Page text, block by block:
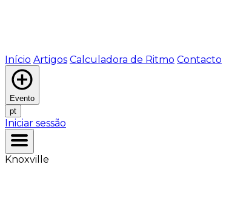
Início Artigos Calculadora de Ritmo Contacto
Evento
pt
Iniciar sessão
Knoxville